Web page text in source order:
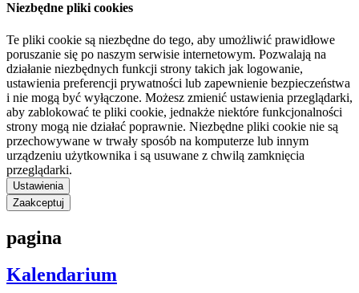
Niezbędne pliki cookies
Te pliki cookie są niezbędne do tego, aby umożliwić prawidłowe
poruszanie się po naszym serwisie internetowym. Pozwalają na
działanie niezbędnych funkcji strony takich jak logowanie,
ustawienia preferencji prywatności lub zapewnienie bezpieczeństwa
i nie mogą być wyłączone. Możesz zmienić ustawienia przeglądarki,
aby zablokować te pliki cookie, jednakże niektóre funkcjonalności
strony mogą nie działać poprawnie. Niezbędne pliki cookie nie są
przechowywane w trwały sposób na komputerze lub innym
urządzeniu użytkownika i są usuwane z chwilą zamknięcia
przeglądarki.
Ustawienia
Zaakceptuj
pagina
Kalendarium